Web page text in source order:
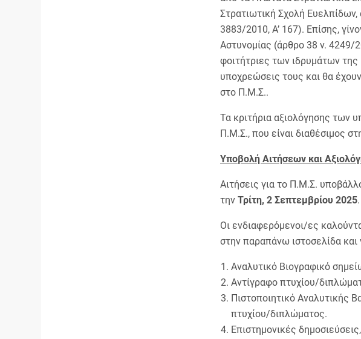
Στρατιωτική Σχολή
3883/2010, Α’ 167). Επίσης,
Αστυνομίας (άρθρο 38 ν. 4249/
φοιτήτριες των ιδρυμάτων
υποχρεώσεις τους και θα
στο Π.Μ.Σ..
Τα κριτήρια αξιολόγησης των
Π.Μ.Σ., που είναι διαθέσιμος
Υποβολή Αιτήσεων και
Αιτήσεις για το Π.Μ.Σ.
την Τρίτη, 2 Σεπτεμβρίου 2025.
Οι ενδιαφερόμενοι/ες
στην παραπάνω ιστοσελίδα
Αναλυτικό Βιογραφικό
Αντίγραφο πτυχίου/
Πιστοποιητικό Αναλυτικής
πτυχίου/διπλώματος.
Επιστημονικές